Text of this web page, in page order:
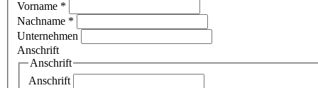
Vorname *
Nachname *
Unternehmen
Anschrift
Anschrift
Anschrift